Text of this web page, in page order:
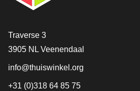
[_General:Contact]
Traverse 3
3905 NL Veenendaal
info@thuiswinkel.org
+31 (0)318 64 85 75